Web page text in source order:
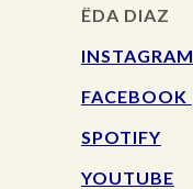
ËDA DIAZ
INSTAGRAM
FACEBOOK
SPOTIFY
YOUTUBE